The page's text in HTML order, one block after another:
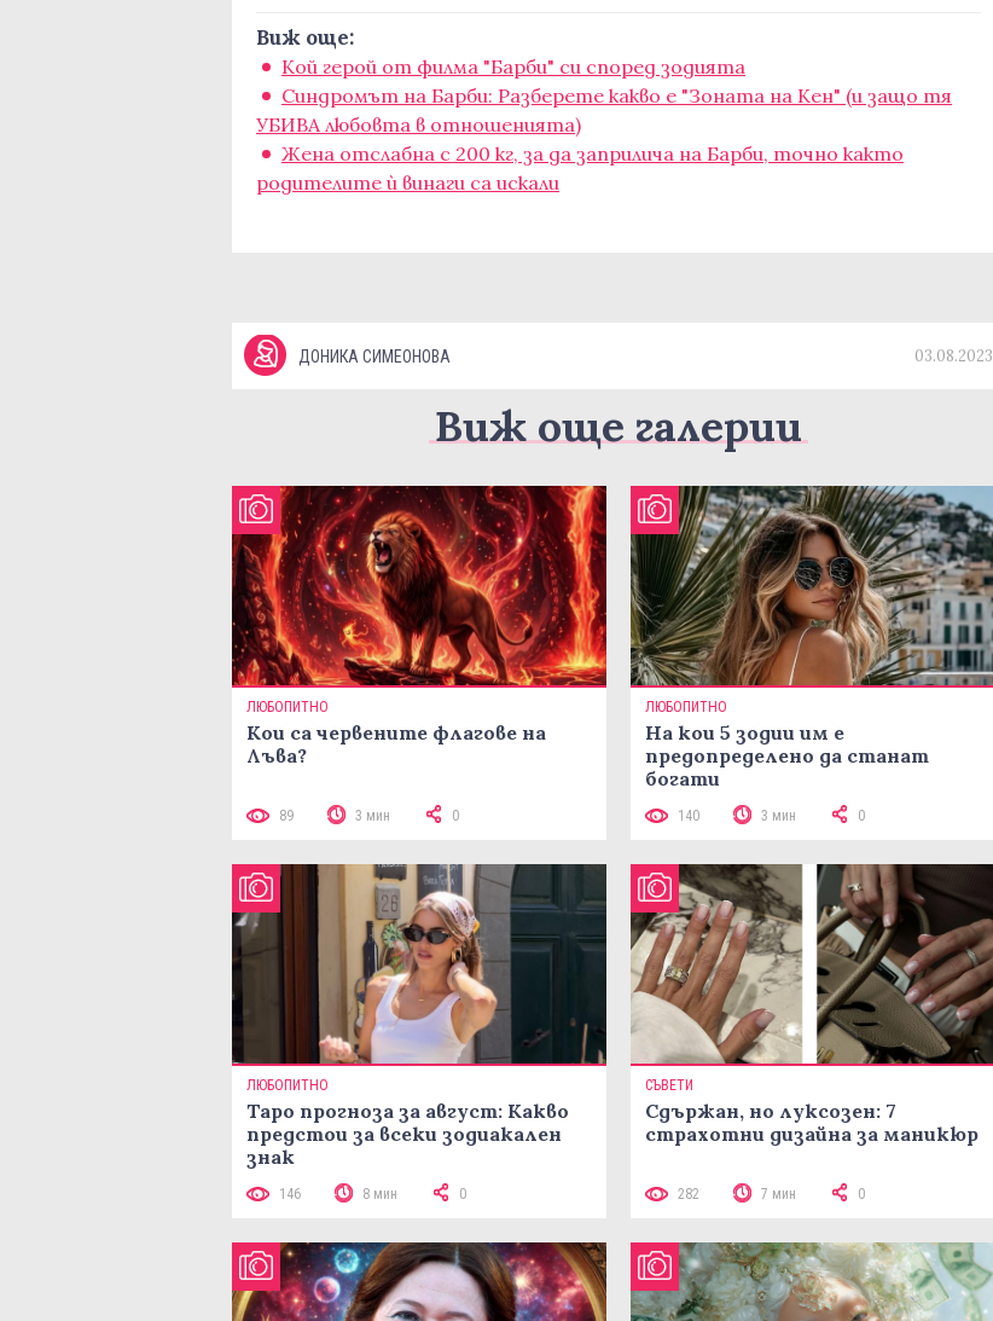
Виж още:
Кой герой от филма "Барби" си според зодията
Синдромът на Барби: Разберете какво е "Зоната на Кен" (и защо тя
УБИВА любовта в отношенията)
Жена отслабна с 200 кг, за да заприлича на Барби, точно както
родителите ѝ винаги са искали
ДОНИКА СИМЕОНОВА 03.08.2023
Виж още галерии
ЛЮБОПИТНО
Кои са червените флагове на
Лъва?
89 3 мин 0
ЛЮБОПИТНО
На кои 5 зодии им е
предопределено да станат
богати
140 3 мин 0
ЛЮБОПИТНО
Таро прогноза за август: Какво
предстои за всеки зодиакален
знак
146 8 мин 0
СЪВЕТИ
Сдържан, но луксозен: 7
страхотни дизайна за маникюр
282 7 мин 0